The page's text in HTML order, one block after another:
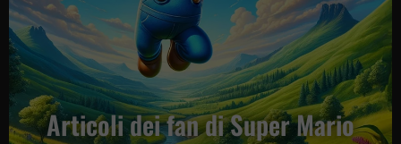
Articoli dei fan di Super Mario